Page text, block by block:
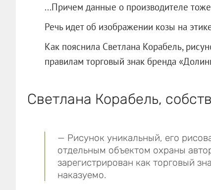
...Причем данные о производителе
Речь идет об изображении козы на
Как пояснила Светлана Корабель,
правилам торговый знак бренда
Светлана Корабель,
— Рисунок уникальный, его
отдельным объектом охраны
зарегистрирован как торговый
наказуемо.